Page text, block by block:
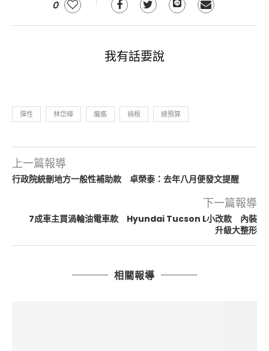
0
我有話要說
彈性 林岱樺 癱瘓 禍根 總預算
上一篇報導
行政院統刪地方一般性補助款 卓榮泰：去年八月便發文提醒
下一篇報導
7成車主買渦輪油電車款 Hyundai Tucson L小改款 內裝
升級大整形
相關報導